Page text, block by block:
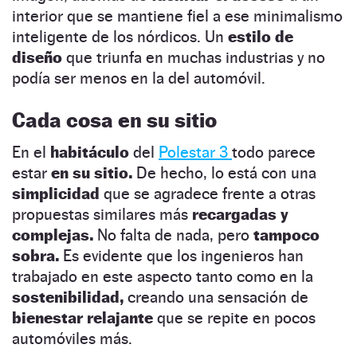
interior que se mantiene fiel a ese minimalismo
inteligente de los nórdicos. Un estilo de
diseño que triunfa en muchas industrias y no
podía ser menos en la del automóvil.
Cada cosa en su sitio
En el habitáculo del Polestar 3 todo parece
estar en su sitio. De hecho, lo está con una
simplicidad que se agradece frente a otras
propuestas similares más recargadas y
complejas. No falta de nada, pero tampoco
sobra. Es evidente que los ingenieros han
trabajado en este aspecto tanto como en la
sostenibilidad, creando una sensación de
bienestar relajante que se repite en pocos
automóviles más.